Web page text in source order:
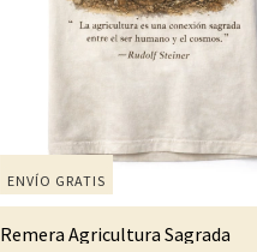
ENVÍO GRATIS
Remera Agricultura Sagrada